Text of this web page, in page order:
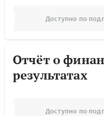
Доступно по
Отчёт о
результатах
Доступно по